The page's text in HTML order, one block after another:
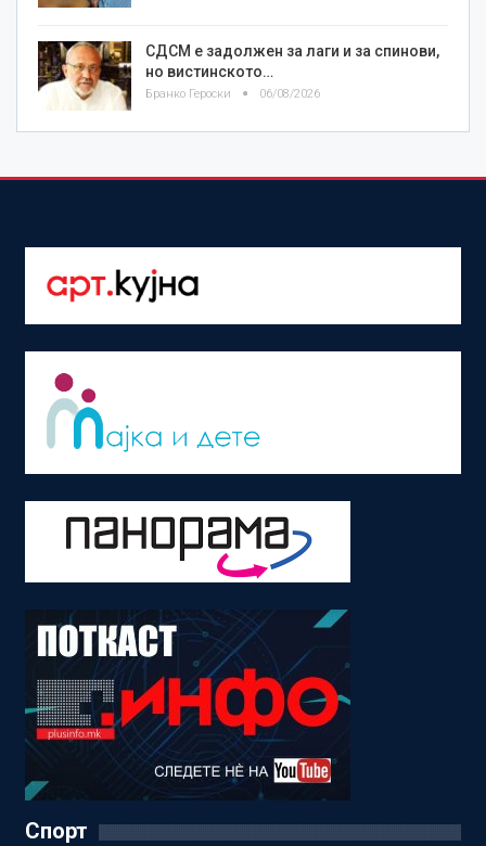
СДСМ е задолжен за лаги и за спинови,
но вистинското…
Бранко Героски 06/08/2026
Спорт